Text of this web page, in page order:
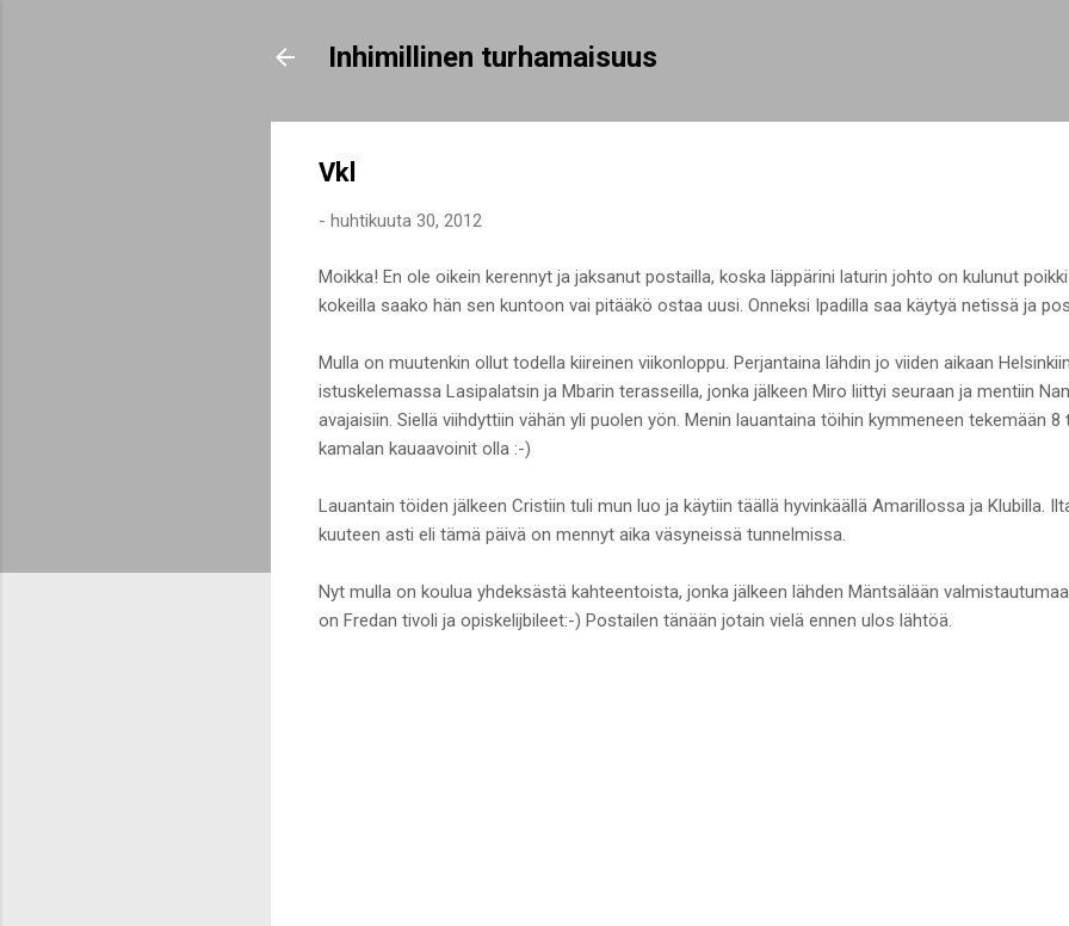
Inhimillinen turhamaisuus
Vkl
- huhtikuuta 30, 2012
Moikka! En ole oikein kerennyt ja jaksanut postailla, koska läppärini laturin johto on kulunut
kokeilla saako hän sen kuntoon vai pitääkö ostaa uusi. Onneksi Ipadilla saa käytyä netissä ja
Mulla on muutenkin ollut todella kiireinen viikonloppu. Perjantaina lähdin jo viiden aikaan
istuskelemassa Lasipalatsin ja Mbarin terasseilla, jonka jälkeen Miro liittyi seuraan ja mentiin
avajaisiin. Siellä viihdyttiin vähän yli puolen yön. Menin lauantaina töihin kymmeneen tekemään
kamalan kauaavoinit olla :-)
Lauantain töiden jälkeen Cristiin tuli mun luo ja käytiin täällä hyvinkäällä Amarillossa ja Klubilla.
kuuteen asti eli tämä päivä on mennyt aika väsyneissä tunnelmissa.
Nyt mulla on koulua yhdeksästä kahteentoista, jonka jälkeen lähden Mäntsälään
on Fredan tivoli ja opiskelijbileet:-) Postailen tänään jotain vielä ennen ulos lähtöä.